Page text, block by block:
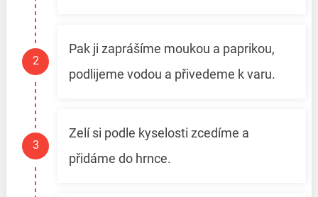
Pak ji zaprášíme moukou a paprikou,
podlijeme vodou a přivedeme k varu.
Zelí si podle kyselosti zcedíme a
přidáme do hrnce.